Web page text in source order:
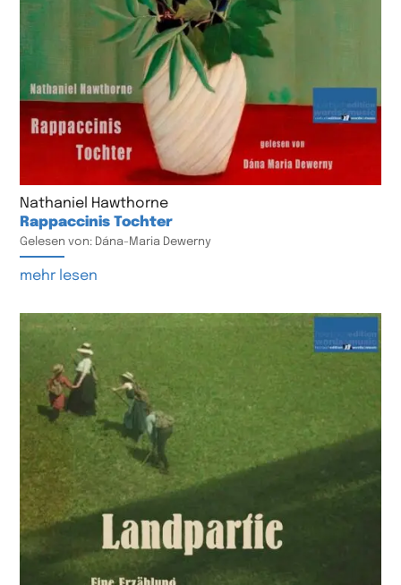
Nathaniel Hawthorne
Rappaccinis Tochter
Gelesen von: Dána-Maria Dewerny
mehr lesen